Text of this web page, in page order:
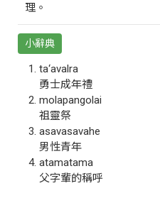
理。
小辭典
ta‘avalra
勇士成年禮
molapangolai
祖靈祭
asavasavahe
男性青年
atamatama
父字輩的稱呼